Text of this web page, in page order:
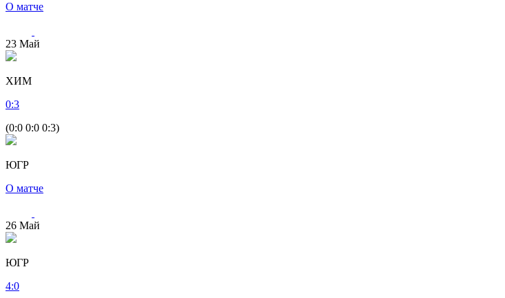
О матче
23 Май
ХИМ
0:3
(0:0 0:0 0:3)
ЮГР
О матче
26 Май
ЮГР
4:0